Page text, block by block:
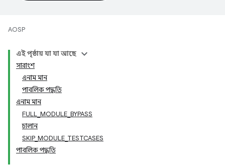
AOSP
এই পৃষ্ঠায় যা যা আছে
সারাংশ
এনাম মান
পাবলিক পদ্ধতি
এনাম মান
FULL_MODULE_BYPASS
চালান
SKIP_MODULE_TESTCASES
পাবলিক পদ্ধতি